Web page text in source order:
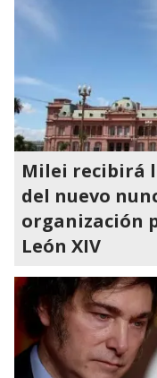
Milei recibirá
del nuevo
organización
León XIV